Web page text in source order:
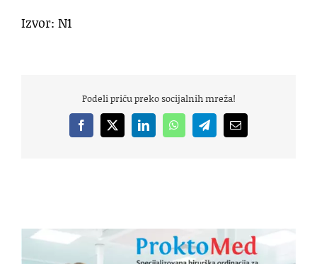
Izvor: N1
Podeli priču preko socijalnih mreža!
Facebook
X LinkedInWhatsAppTelegramEmail